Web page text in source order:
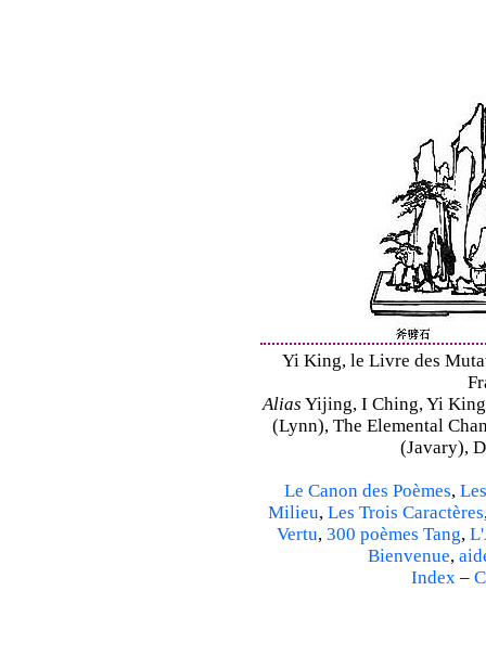
Yi King, le Livre des
Alias Yijing, I Ching, Yi
(Lynn), The Elemental
(Javary),
Le Canon des Poèmes,
Milieu, Les Trois Caractères
Vertu, 300 poèmes Tang,
Bienvenue,
Index–